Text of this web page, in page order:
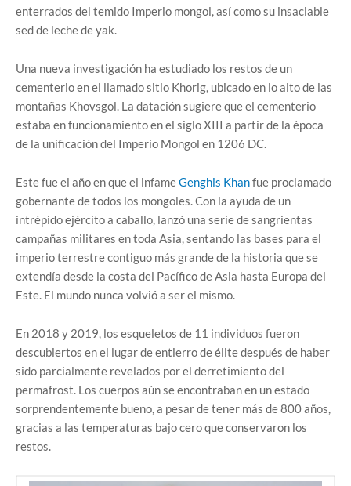
enterrados del temido Imperio mongol, así como su insaciable
sed de leche de yak.
Una nueva investigación ha estudiado los restos de un
cementerio en el llamado sitio Khorig, ubicado en lo alto de las
montañas Khovsgol. La datación sugiere que el cementerio
estaba en funcionamiento en el siglo XIII a partir de la época
de la unificación del Imperio Mongol en 1206 DC.
Este fue el año en que el infameGenghis Khanfue proclamado
gobernante de todos los mongoles. Con la ayuda de un
intrépido ejército a caballo, lanzó una serie de sangrientas
campañas militares en toda Asia, sentando las bases para el
imperio terrestre contiguo más grande de la historia que se
extendía desde la costa del Pacífico de Asia hasta Europa del
Este. El mundo nunca volvió a ser el mismo.
En 2018 y 2019, los esqueletos de 11 individuos fueron
descubiertos en el lugar de entierro de élite después de haber
sido parcialmente revelados por el derretimiento del
permafrost. Los cuerpos aún se encontraban en un estado
sorprendentemente bueno, a pesar de tener más de 800 años,
gracias a las temperaturas bajo cero que conservaron los
restos.